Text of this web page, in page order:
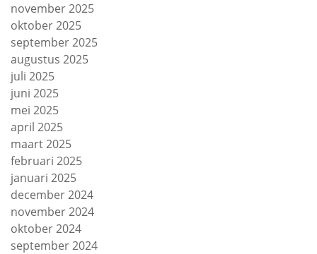
november 2025
oktober 2025
september 2025
augustus 2025
juli 2025
juni 2025
mei 2025
april 2025
maart 2025
februari 2025
januari 2025
december 2024
november 2024
oktober 2024
september 2024